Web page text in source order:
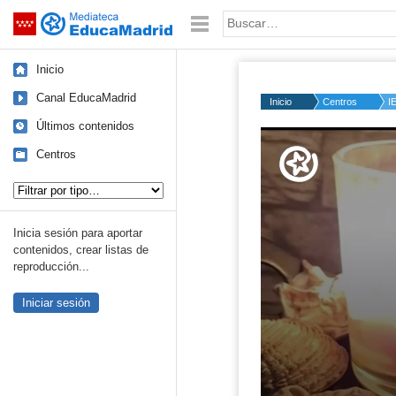
Saltar navegación Palabra o frase:
Inicio
Canal EducaMadrid
Últimos contenidos
Centros
Inicia sesión para aportar
contenidos, crear listas de
reproducción...
Iniciar sesión
Inicio Centros
Volume
50%